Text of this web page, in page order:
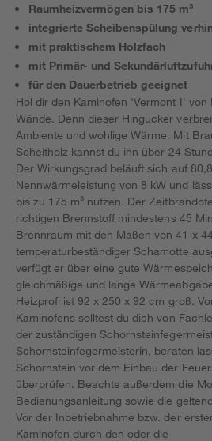
Raumheizvermögen bis 175 m³
integrierte Scheibenspülung
mit praktischem Holzfach
mit Primär- und
für den Dauerbetrieb geeignet
Hol dir den Kaminofen 'Vermont I' von
Wände. Denn dieser Hingucker
Ambiente und wohlige Wärme. Mit
Scheitholz kannst du ihn über 24
Der Wirkungsgrad beläuft sich auf
Nennwärmeleistung von 8 kW und
bis zu 175 m³ nutzen. Der
richtigen Brennstoff mindestens 45
Brennraum mit den Maßen von 41 x
temperaturbeständiger Schamotte
verfügt er über eine gute
gleichmäßige und lange
Heizprofi ist 92 x 250 x 92 cm groß.
Kaminofens solltest du dich von
der zuständigen
Schornsteinfegermeisterin, beraten
Schornstein vor dem Einbau der
überprüfen. Beachte außerdem die
Bedienungsanleitung sowie die
Vor der Inbetriebnahme bzw. der
Kaminofen durch den oder die